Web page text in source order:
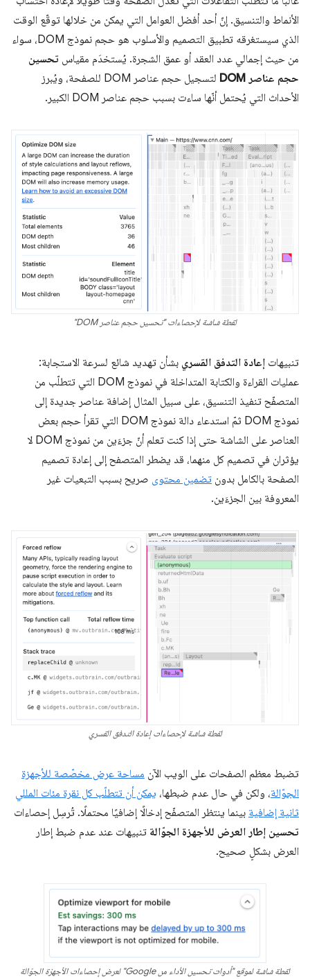
الأنماط والتنسيق. إنّ أحد أفضل العوامل التي يمكن من خلالها توقّع الوقت
الذي سيستغرقه تطبيق التصميم والأسلوب هو حجم نموذج DOM، سواء
من حيث إجمالي عدد العقد أو عمق الشجرة. يُستخدَم مقياس تحسين
حجم عناصر DOM
لتسجيل حجم عناصر DOM للصفحة، ويُبرز
الأحداث التي يُحتمل أنّها ساءت بسبب حجم عناصر DOM الكبير.
لقطة شاشة لإحصاءات "تحسين حجم عناصر DOM"
تنبيهات إعادة التدفق القسري بشأن تهديد شائع لسرعة الاستجابة:
عمليات القراءة والكتابة المتداخلة في نموذج DOM التي تتطلّب من
المتصفّح تنفيذ التنسيق، على سبيل المثال إضافة عناصر جديدة إلى
نموذج DOM ثمّ استدعاء دالة نموذج DOM التي تقرأ حجم بعض
العناصر على الشاشة حتى إذا كنت تعلم أنّ جزءَين من نموذج DOM لا
يؤثران في تصميم كل منهما، قد يضطر المتصفح إلى إعادة تصميم
الصفحة بالكامل بدون تضمين محتوى صريح بسبب التبعيات غير
المعروفة بين الجزءَين.
لقطة شاشة لإحصاءات إعادة التدفق القسري
تضبط معظم الصفحات على الويب الآن مساحة عرض مخصّصة للأجهزة
الجوّالة، ولكن في حال عدم ضبطها، يمكن أن تتطلّب كل نقرة مئات المللي
ثانية إضافية بينما ينتظر المتصفّح إدخالًا إضافيًا محتملًا. تُرسِل إحصاءات
تحسين إطار العرض للأجهزة الجوّالة تنبيهات عند عدم ضبط إطار
العرض بشكلٍ صحيح.
لقطة شاشة لموقع "أدوات تحسين الأداء من Google" لعرض إحصاءات الأجهزة الجوّالة